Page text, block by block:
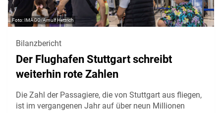
IMAGO/Arnulf Hettrich
Bilanzbericht
Der Flughafen Stuttgart schreibt
weiterhin rote Zahlen
Die Zahl der Passagiere, die von Stuttgart aus fliegen,
ist im vergangenen Jahr auf über neun Millionen